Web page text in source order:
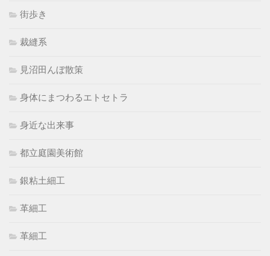
街歩き
裁縫系
見沼田んぼ散策
身体にまつわるエトセトラ
身近な出来事
都立庭園美術館
銀粘土細工
革細工
革細工